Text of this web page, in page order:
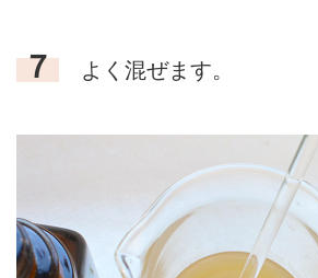
７ よく混ぜます。